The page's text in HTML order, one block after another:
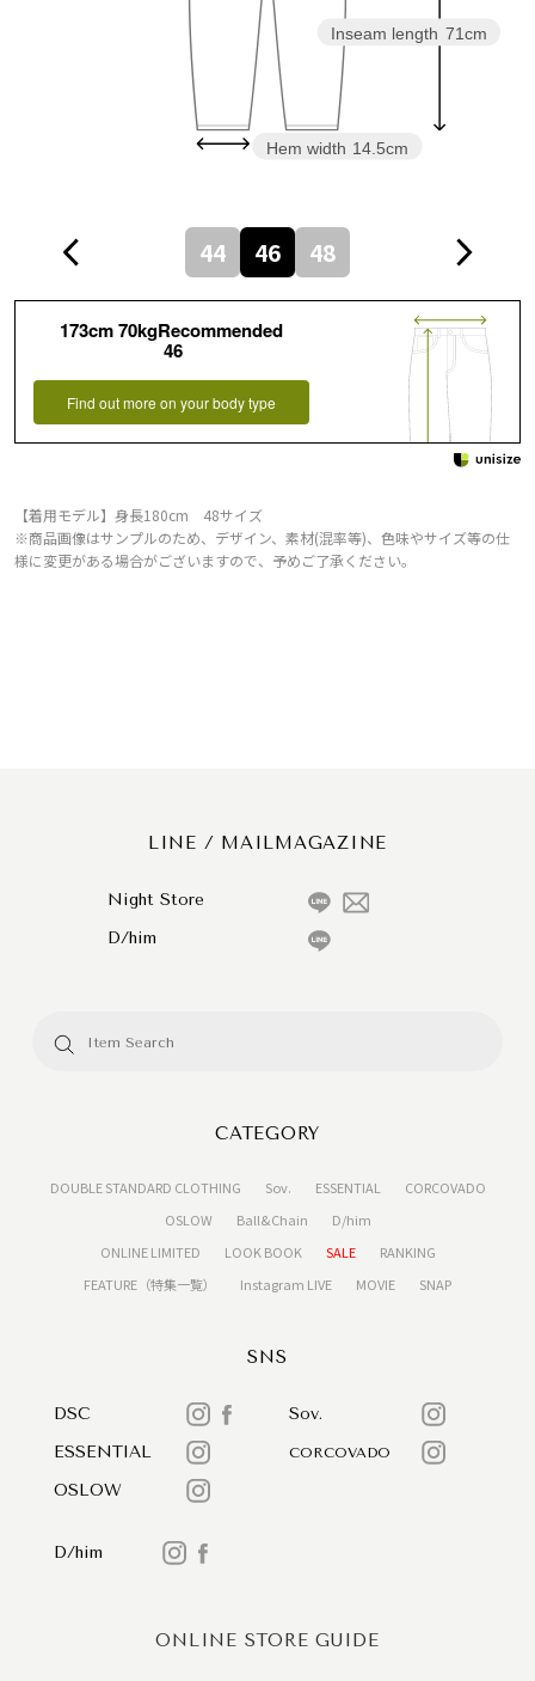
Inseam length 71cm
Hem width 14.5cm
44 46 48
173cm 70kgRecommended
46
Find out more on your body type
【着用モデル】身長180cm 48サイズ
※商品画像はサンプルのため、デザイン、素材(混率等)、色味やサイズ等の仕
様に変更がある場合がございますので、予めご了承ください。
LINE / MAILMAGAZINE
Night Store
D/him
CATEGORY
DOUBLE STANDARD CLOTHING Sov. ESSENTIAL
CORCOVADO
OSLOW
Ball&Chain
D/him
ONLINE LIMITED
LOOK BOOK SALE
RANKING
FEATURE（特集一覧）
Instagram LIVE MOVIE SNAP
SNS
DSC
Sov.
ESSENTIAL
CORCOVADO
OSLOW
D/him
ONLINE STORE GUIDE